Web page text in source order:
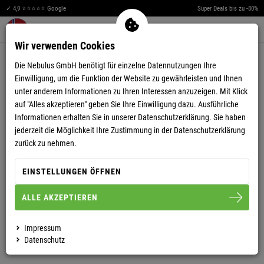
✓ 4,9 ⭐⭐⭐⭐⭐ Google Super Deals bis zu -80%
Warenkorb aufklappen
CHINO SHORT LORENS HERREN
Wir verwenden Cookies
Die Nebulus GmbH benötigt für einzelne Datennutzungen Ihre
Einwilligung, um die Funktion der Website zu gewährleisten und Ihnen
unter anderem Informationen zu Ihren Interessen anzuzeigen. Mit Klick
auf "Alles akzeptieren" geben Sie Ihre Einwilligung dazu. Ausführliche
Informationen erhalten Sie in unserer Datenschutzerklärung. Sie haben
jederzeit die Möglichkeit Ihre Zustimmung in der Datenschutzerklärung
zurück zu nehmen.
EINSTELLUNGEN ÖFFNEN
ALLE AKZEPTIEREN
Impressum
Datenschutz